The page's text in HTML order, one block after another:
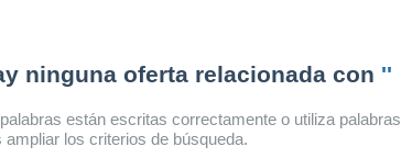
ninguna oferta relacionada con ''
están escritas correctamente o utiliza palabras
los criterios de búsqueda.